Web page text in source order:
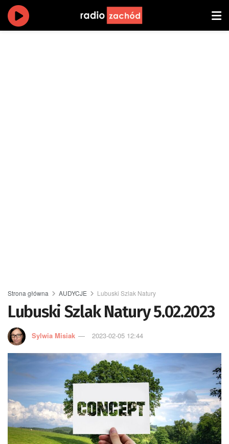
Strona główna AUDYCJE Lubuski Szlak Natury
Lubuski Szlak Natury 5.02.2023
Sylwia Misiak 2023-02-05 12:44